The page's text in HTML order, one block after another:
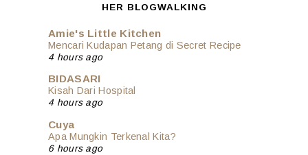
HER BLOGWALKING
Amie's Little Kitchen
Mencari Kudapan Petang di Secret Recipe
4 hours ago
BIDASARI
Kisah Dari Hospital
4 hours ago
Cuya
Apa Mungkin Terkenal Kita?
6 hours ago